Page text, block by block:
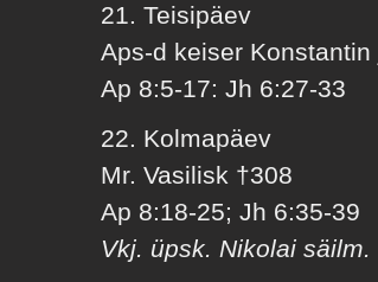
21. Teisipäev
Aps-d keiser
Ap 8:5-17: Jh 6:27-33
22. Kolmapäev
Mr. Vasilisk †308
Ap 8:18-25; Jh 6:35-39
Vkj. üpsk. Nikolai säilm.